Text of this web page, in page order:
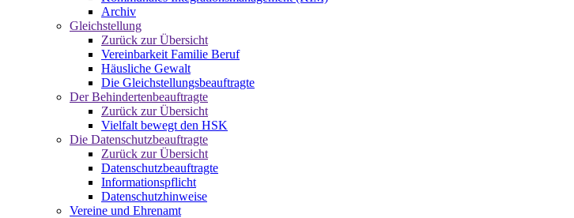
Archiv
Gleichstellung
Zurück zur Übersicht
Vereinbarkeit Familie Beruf
Häusliche Gewalt
Die Gleichstellungsbeauftragte
Der Behindertenbeauftragte
Zurück zur Übersicht
Vielfalt bewegt den HSK
Die Datenschutzbeauftragte
Zurück zur Übersicht
Datenschutzbeauftragte
Informationspflicht
Datenschutzhinweise
Vereine und Ehrenamt